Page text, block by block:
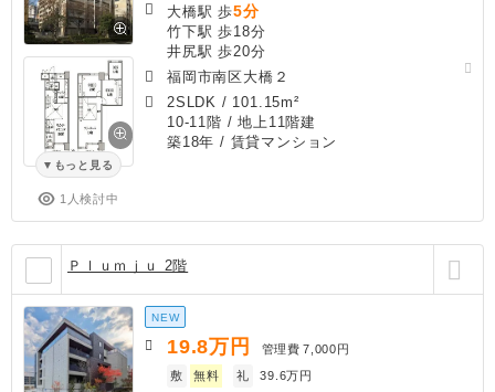
もっと見る
1人検討中
大橋駅 歩5分
竹下駅 歩18分
井尻駅 歩20分
福岡市南区大橋２
2SLDK / 101.15m²
10-11階 / 地上11階建
築18年 / 賃貸マンション
Ｐｌｕｍｊｕ 2階
NEW
19.8万円 管理費 7,000円
敷
無料 礼 39.6万円